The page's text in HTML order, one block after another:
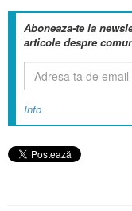
Aboneaza-te la
articole despre
Info